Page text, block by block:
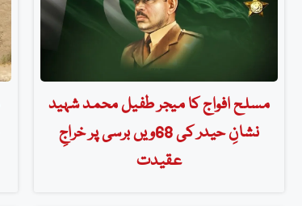
مسلح افواج کا میجر طفیل محمد شہید
نشانِ حیدر کی 68ویں برسی پر خراجِ
عقیدت